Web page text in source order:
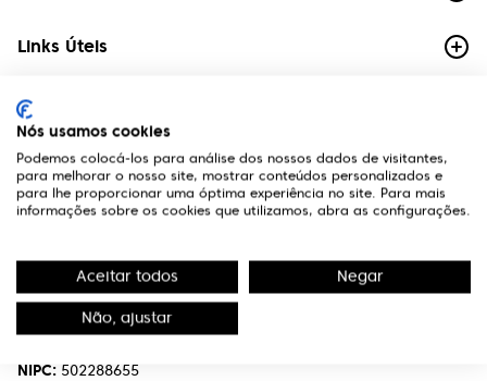
Links Úteis
Contactos
Edifício Premium
R. Miguel Serrano, nº 9 - 3º Miraflores,
1495-173 Algés
Chamada para a rede fixa nacional.
optivisao@optivisao.pt
NIPC: 502288655
Nós usamos cookies
Podemos colocá-los para análise dos nossos dados de visitantes,
para melhorar o nosso site, mostrar conteúdos personalizados e
para lhe proporcionar uma óptima experiência no site. Para mais
informações sobre os cookies que utilizamos, abra as configurações.
Aceitar todos Negar
Não, ajustar